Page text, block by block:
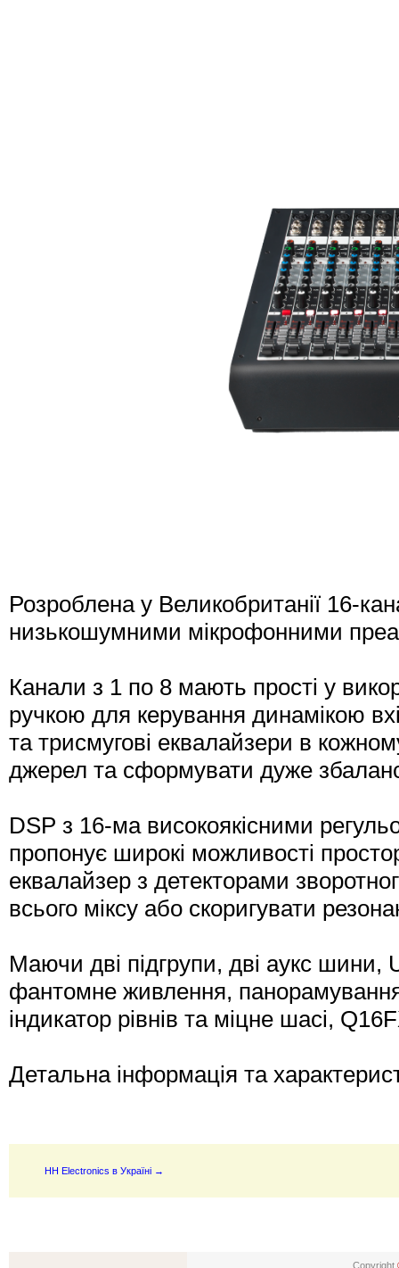
Розроблена у Великобританії 16-
низькошумними мікрофонними
Канали з 1 по 8 мають прості у
ручкою для керування динамікою
та трисмугові еквалайзери в
джерел та сформувати дуже
DSP з 16-ма високоякісними
пропонує широкі можливості
еквалайзер з детекторами
всього міксу або скоригувати
Маючи дві підгрупи, дві аукс шини,
фантомне живлення,
індикатор рівнів та міцне шасі,
Детальна інформація та
HH Electronics в Україні →
Copyright